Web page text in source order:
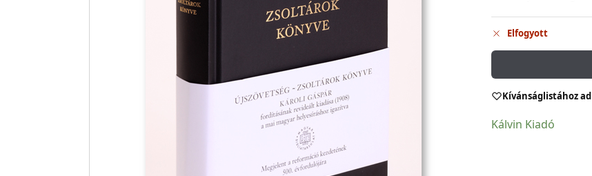
Elfogyott
Kívánságlistához ad
Kálvin Kiadó